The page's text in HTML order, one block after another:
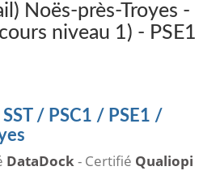
Noës-près-Troyes -
niveau 1) - PSE1
/ PSC1 / PSE1 /
DataDock- Certifié Qualiopi